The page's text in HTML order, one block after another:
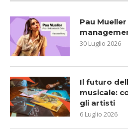
Pau
30 Luglio 2026
Il futuro
musicale:
gli artisti
6 Luglio 2026